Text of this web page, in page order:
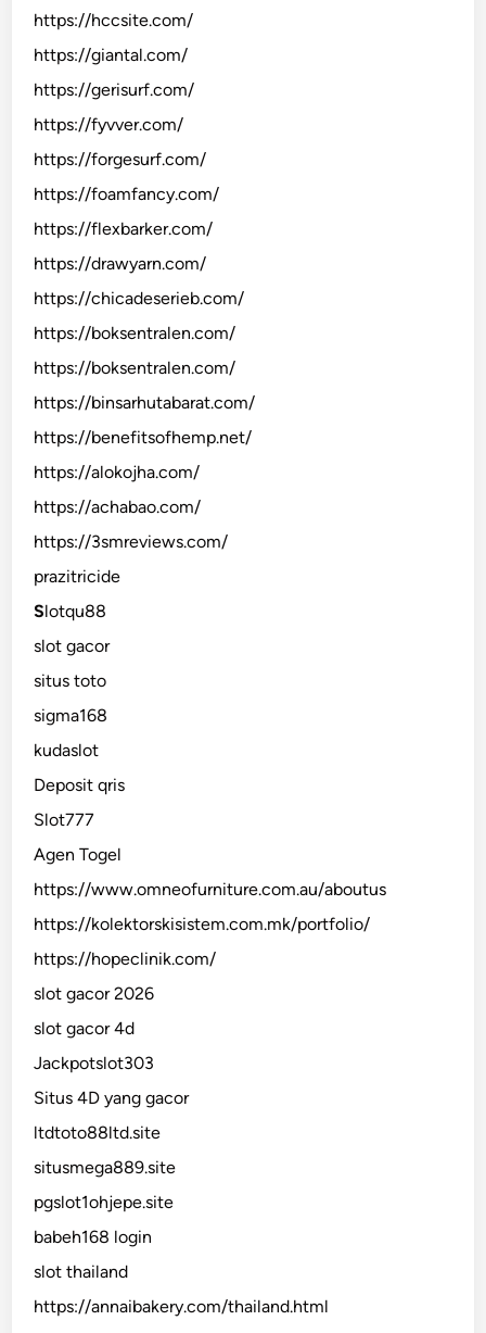
https://hccsite.com/
https://giantal.com/
https://gerisurf.com/
https://fyvver.com/
https://forgesurf.com/
https://foamfancy.com/
https://flexbarker.com/
https://drawyarn.com/
https://chicadeserieb.com/
https://boksentralen.com/
https://boksentralen.com/
https://binsarhutabarat.com/
https://benefitsofhemp.net/
https://alokojha.com/
https://achabao.com/
https://3smreviews.com/
prazitricide
Slotqu88
slot gacor
situs toto
sigma168
kudaslot
Deposit qris
Slot777
Agen Togel
https://www.omneofurniture.com.au/aboutus
https://kolektorskisistem.com.mk/portfolio/
https://hopeclinik.com/
slot gacor 2026
slot gacor 4d
Jackpotslot303
Situs 4D yang gacor
ltdtoto88ltd.site
situsmega889.site
pgslot1ohjepe.site
babeh168 login
slot thailand
https://annaibakery.com/thailand.html